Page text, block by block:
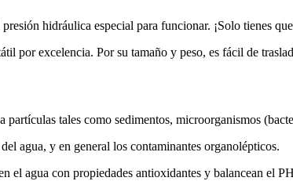
hidráulica especial para funcionar. ¡Solo tienes
excelencia. Por su tamaño y peso, es fácil de
tales como sedimentos, microorganismos
agua, y en general los contaminantes organolépticos.
con propiedades antioxidantes y balancean el